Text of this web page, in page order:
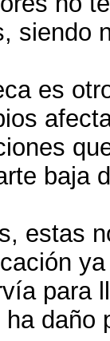
siendo
es
baja
estas
para
ha daño